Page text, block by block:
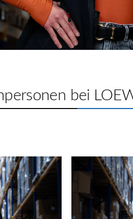
bei